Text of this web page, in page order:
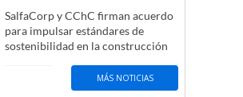
SalfaCorp y CChC firman acuerdo
para impulsar estándares de
sostenibilidad en la construcción
MÁS NOTICIAS